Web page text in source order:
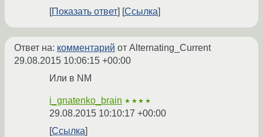
Показать ответ Ссылка
Ответ на: комментарий от Alternating_Current
29.08.2015 10:06:15 +00:00
Или в NM
i_gnatenko_brain ★★★★
29.08.2015 10:10:17 +00:00
Ссылка